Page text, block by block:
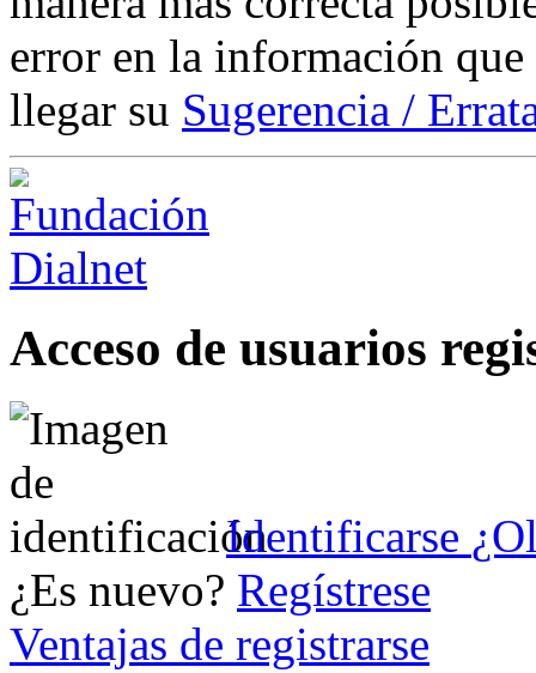
error en la información
llegar su Sugerencia /
Acceso de usuarios
Identificarse
¿Es nuevo? Regístrese
Ventajas de registrarse